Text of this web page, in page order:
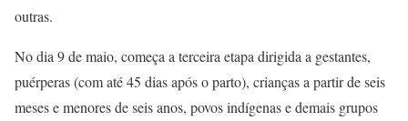
outras.
No dia 9 de maio, começa a terceira etapa dirigida a gestantes,
puérperas (com até 45 dias após o parto), crianças a partir de seis
meses e menores de seis anos, povos indígenas e demais grupos